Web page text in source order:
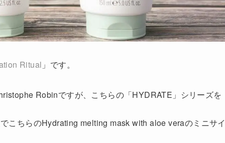
Ritual 」です。
Robinですが、こちらの「HYDRATE」シリーズを
こちらのHydrating melting mask with aloe veraのミニサ